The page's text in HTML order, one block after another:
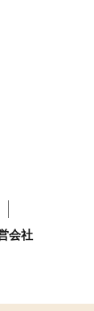
会社